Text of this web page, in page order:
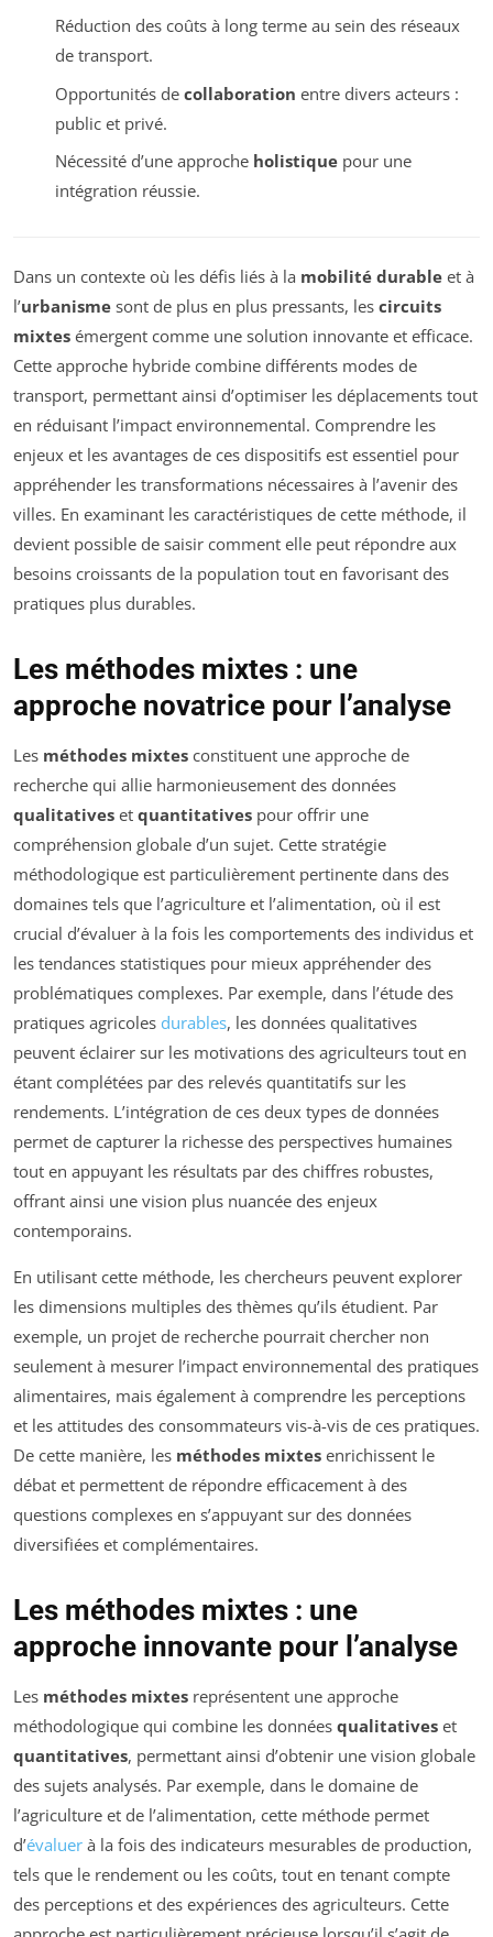
Réduction des coûts à long terme au sein des réseaux
de transport.
Opportunités de collaboration entre divers acteurs :
public et privé.
Nécessité d’une approche holistiquepour une
intégration réussie.
Dans un contexte où les défis liés à la mobilité durable et à
l’urbanisme sont de plus en plus pressants, les circuits
mixtes émergent comme une solution innovante et efficace.
Cette approche hybride combine différents modes de
transport, permettant ainsi d’optimiser les déplacements tout
en réduisant l’impact environnemental. Comprendre les
enjeux et les avantages de ces dispositifs est essentiel pour
appréhender les transformations nécessaires à l’avenir des
villes. En examinant les caractéristiques de cette méthode, il
devient possible de saisir comment elle peut répondre aux
besoins croissants de la population tout en favorisant des
pratiques plus durables.
Les méthodes mixtes : une
approche novatrice pour l’analyse
Les méthodes mixtes constituent une approche de
recherche qui allie harmonieusement des données
qualitatives et quantitatives pour offrir une
compréhension globale d’un sujet. Cette stratégie
méthodologique est particulièrement pertinente dans des
domaines tels que l’agriculture et l’alimentation, où il est
crucial d’évaluer à la fois les comportements des individus et
les tendances statistiques pour mieux appréhender des
problématiques complexes. Par exemple, dans l’étude des
pratiques agricoles durables, les données qualitatives
peuvent éclairer sur les motivations des agriculteurs tout en
étant complétées par des relevés quantitatifs sur les
rendements. L’intégration de ces deux types de données
permet de capturer la richesse des perspectives humaines
tout en appuyant les résultats par des chiffres robustes,
offrant ainsi une vision plus nuancée des enjeux
contemporains.
En utilisant cette méthode, les chercheurs peuvent explorer
les dimensions multiples des thèmes qu’ils étudient. Par
exemple, un projet de recherche pourrait chercher non
seulement à mesurer l’impact environnemental des pratiques
alimentaires, mais également à comprendre les perceptions
et les attitudes des consommateurs vis-à-vis de ces pratiques.
De cette manière, les méthodes mixtes enrichissent le
débat et permettent de répondre efficacement à des
questions complexes en s’appuyant sur des données
diversifiées et complémentaires.
Les méthodes mixtes : une
approche innovante pour l’analyse
Les méthodes mixtes représentent une approche
méthodologique qui combine les données qualitatives et
quantitatives, permettant ainsi d’obtenir une vision globale
des sujets analysés. Par exemple, dans le domaine de
l’agriculture et de l’alimentation, cette méthode permet
d’évaluer à la fois des indicateurs mesurables de production,
tels que le rendement ou les coûts, tout en tenant compte
des perceptions et des expériences des agriculteurs. Cette